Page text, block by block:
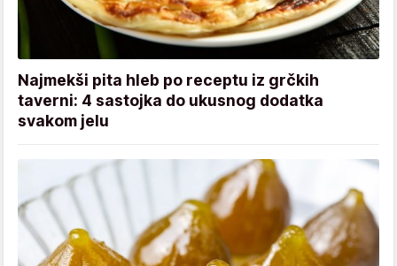
Najmekši pita hleb po receptu iz grčkih
taverni: 4 sastojka do ukusnog dodatka
svakom jelu